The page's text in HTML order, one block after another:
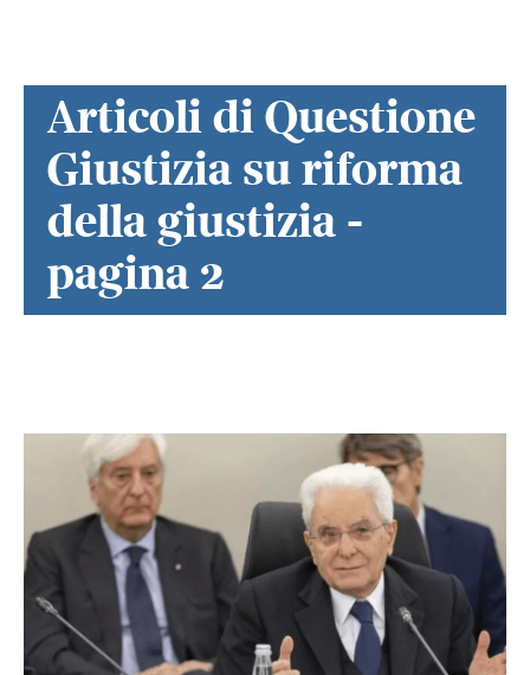
Articoli di Questione
Giustizia su riforma
della giustizia -
pagina 2